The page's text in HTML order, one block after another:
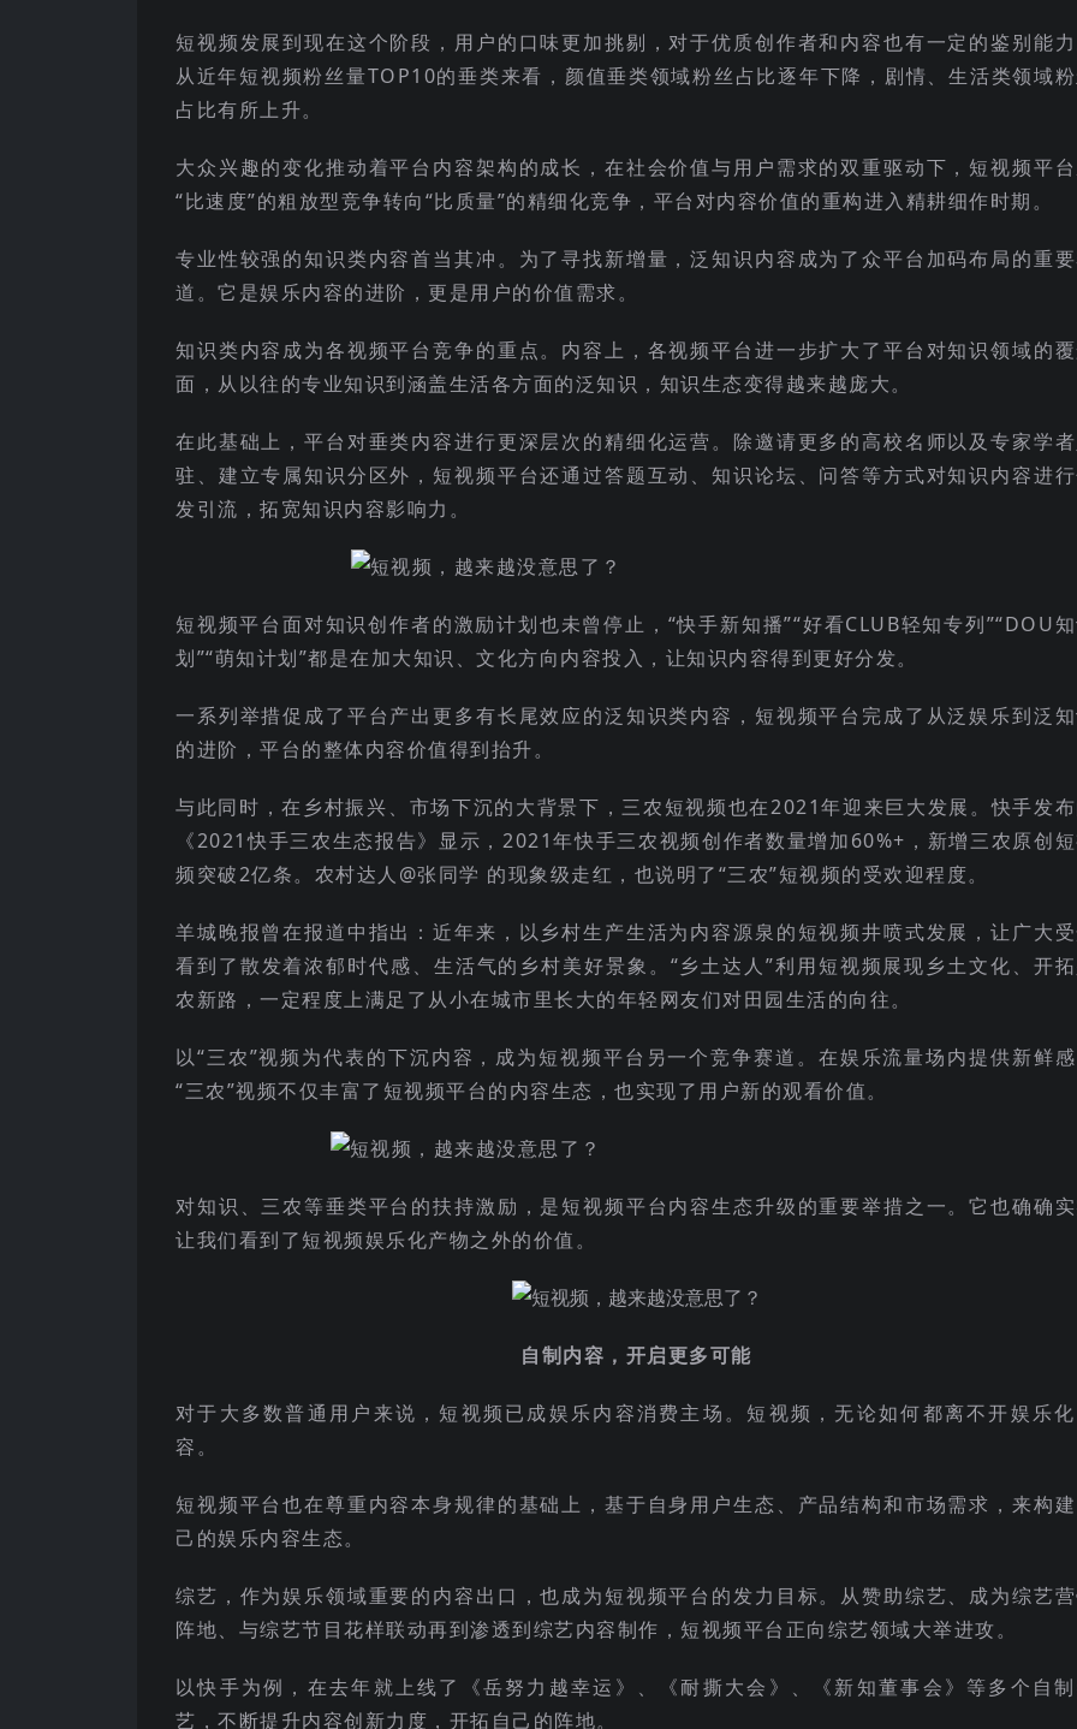
短视频发展到现在这个阶段，用户的口味更加挑剔，对于优质创作者和内容也有一定的鉴别能力
从近年短视频粉丝量TOP10的垂类来看，颜值垂类领域粉丝占比逐年下降，剧情、生活类领域
占比有所上升。
大众兴趣的变化推动着平台内容架构的成长，在社会价值与用户需求的双重驱动下，短视频平
“比速度”的粗放型竞争转向“比质量”的精细化竞争，平台对内容价值的重构进入精耕细作时期。
专业性较强的知识类内容首当其冲。为了寻找新增量，泛知识内容成为了众平台加码布局的重
道。它是娱乐内容的进阶，更是用户的价值需求。
知识类内容成为各视频平台竞争的重点。内容上，各视频平台进一步扩大了平台对知识领域的
面，从以往的专业知识到涵盖生活各方面的泛知识，知识生态变得越来越庞大。
在此基础上，平台对垂类内容进行更深层次的精细化运营。除邀请更多的高校名师以及专家学者
驻、建立专属知识分区外，短视频平台还通过答题互动、知识论坛、问答等方式对知识内容进
发引流，拓宽知识内容影响力。
短视频平台面对知识创作者的激励计划也未曾停止，“快手新知播”“好看CLUB轻知专列”“DOU
划”“萌知计划”都是在加大知识、文化方向内容投入，让知识内容得到更好分发。
一系列举措促成了平台产出更多有长尾效应的泛知识类内容，短视频平台完成了从泛娱乐到泛
的进阶，平台的整体内容价值得到抬升。
与此同时，在乡村振兴、市场下沉的大背景下，三农短视频也在2021年迎来巨大发展。快手发
《2021快手三农生态报告》显示，2021年快手三农视频创作者数量增加60%+，新增三农原创
频突破2亿条。农村达人@张同学 的现象级走红，也说明了“三农”短视频的受欢迎程度。
羊城晚报曾在报道中指出：近年来，以乡村生产生活为内容源泉的短视频井喷式发展，让广大
看到了散发着浓郁时代感、生活气的乡村美好景象。“乡土达人”利用短视频展现乡土文化、开
农新路，一定程度上满足了从小在城市里长大的年轻网友们对田园生活的向往。
以“三农”视频为代表的下沉内容，成为短视频平台另一个竞争赛道。在娱乐流量场内提供新鲜感
“三农”视频不仅丰富了短视频平台的内容生态，也实现了用户新的观看价值。
对知识、三农等垂类平台的扶持激励，是短视频平台内容生态升级的重要举措之一。它也确确
让我们看到了短视频娱乐化产物之外的价值。
自制内容，开启更多可能
对于大多数普通用户来说，短视频已成娱乐内容消费主场。短视频，无论如何都离不开娱乐
容。
短视频平台也在尊重内容本身规律的基础上，基于自身用户生态、产品结构和市场需求，来构建
己的娱乐内容生态。
综艺，作为娱乐领域重要的内容出口，也成为短视频平台的发力目标。从赞助综艺、成为综艺
阵地、与综艺节目花样联动再到渗透到综艺内容制作，短视频平台正向综艺领域大举进攻。
以快手为例，在去年就上线了《岳努力越幸运》、《耐撕大会》、《新知董事会》等多个自
艺，不断提升内容创新力度，开拓自己的阵地。